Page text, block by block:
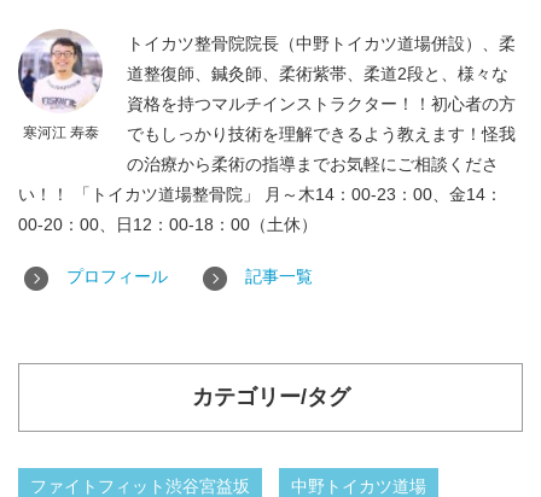
寒河江 寿泰
トイカツ整骨院院長（中野トイカツ道場併設）、柔
道整復師、鍼灸師、柔術紫帯、柔道2段と、様々な
資格を持つマルチインストラクター！！初心者の方
でもしっかり技術を理解できるよう教えます！怪我
の治療から柔術の指導までお気軽にご相談くださ
い！！ 「トイカツ道場整骨院」 月～木14：00-23：00、金14：
00-20：00、日12：00-18：00（土休）
プロフィール 記事一覧
カテゴリー/タグ
ファイトフィット渋谷宮益坂 中野トイカツ道場